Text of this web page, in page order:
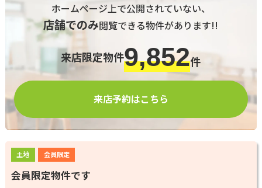
ホームページ上で公開されていない、
店舗でのみ閲覧できる物件があります!!
来店限定物件9,852件
来店予約はこちら
土地 会員限定
会員限定物件です